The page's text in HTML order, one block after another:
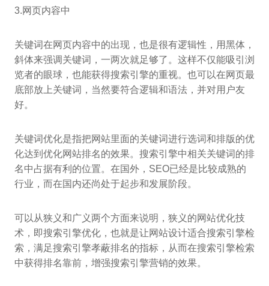
3.网页内容中
关键词在网页内容中的出现，也是很有逻辑性，用黑体，
斜体来强调关键词，一两次就足够了。这样不仅能吸引浏
览者的眼球，也能获得搜索引擎的重视。也可以在网页最
底部放上关键词，当然要符合逻辑和语法，并对用户友
好。
关键词优化是指把网站里面的关键词进行选词和排版的优
化达到优化网站排名的效果。搜索引擎中相关关键词的排
名中占据有利的位置。在国外，SEO已经是比较成熟的
行业，而在国内还尚处于起步和发展阶段。
可以从狭义和广义两个方面来说明，狭义的网站优化技
术，即搜索引擎优化，也就是让网站设计适合搜索引擎检
索，满足搜索引擎孝蔽排名的指标，从而在搜索引擎检索
中获得排名靠前，增强搜索引擎营销的效果。